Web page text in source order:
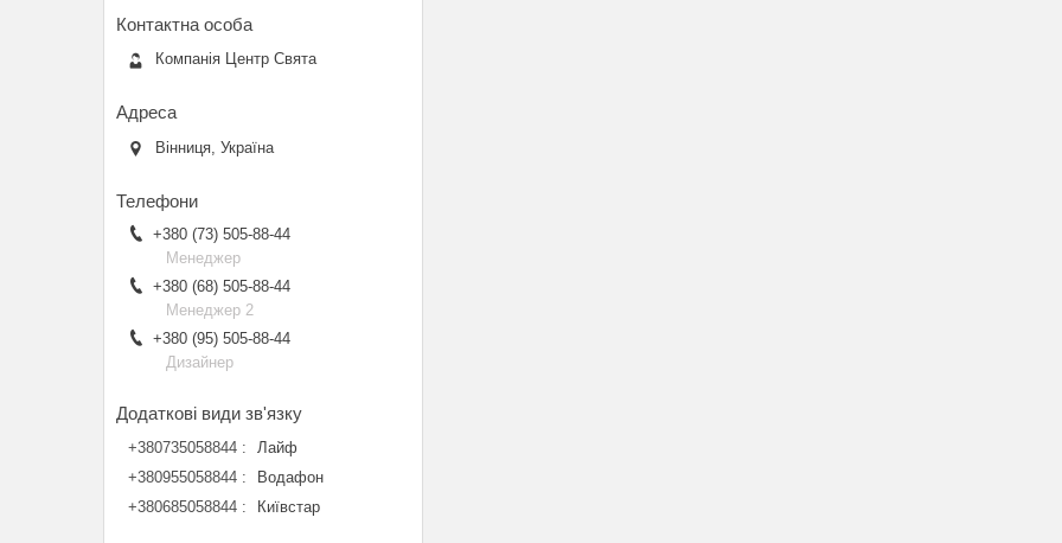
Компанія Центр Свята
Вінниця, Україна
+380 (73) 505-88-44
Менеджер
+380 (68) 505-88-44
Менеджер 2
+380 (95) 505-88-44
Дизайнер
+380735058844
Лайф
+380955058844
Водафон
+380685058844
Київстар